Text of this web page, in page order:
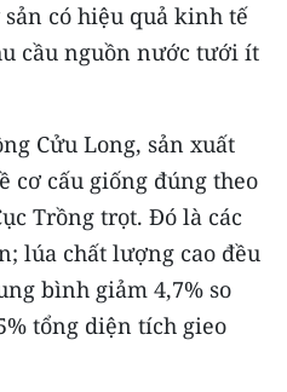
có hiệu quả kinh tế
cầu nguồn nước tưới ít
Cửu Long, sản xuất
cơ cấu giống đúng theo
Trồng trọt. Đó là các
lúa chất lượng cao đều
bình giảm 4,7% so
tổng diện tích gieo